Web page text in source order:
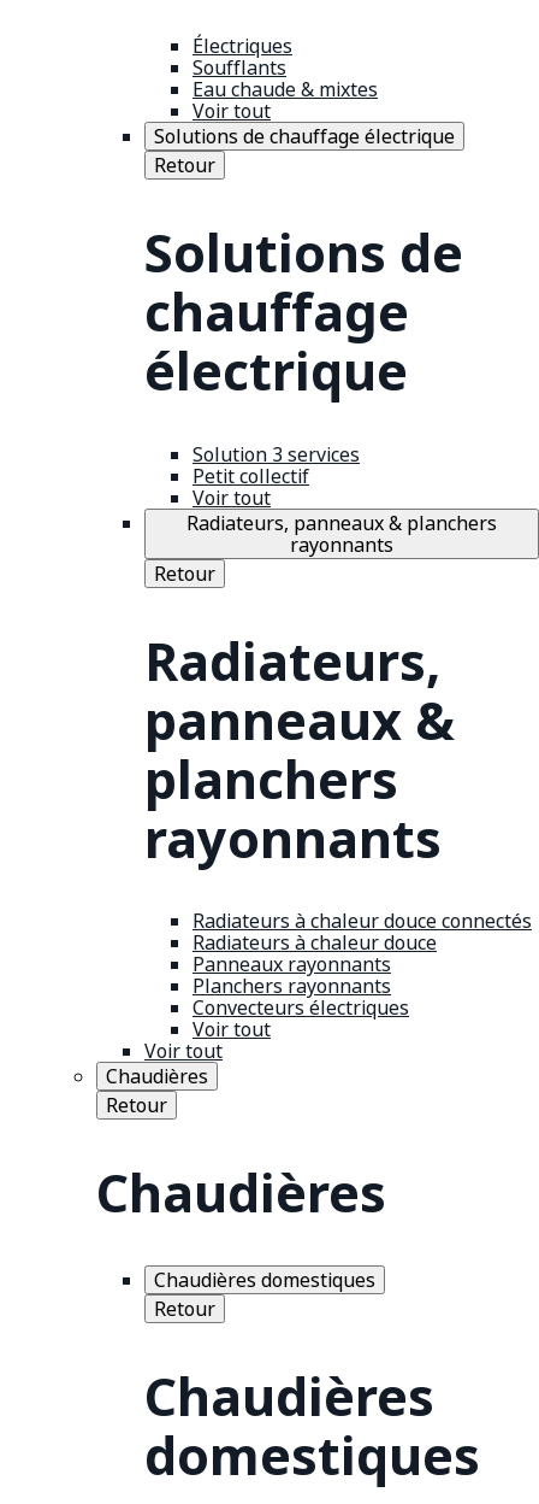
Électriques
Soufflants
Eau chaude & mixtes
Voir tout
Solutions de chauffage électrique
Retour
Solutions de
chauffage
électrique
Solution 3 services
Petit collectif
Voir tout
Radiateurs, panneaux & planchers
rayonnants
Retour
Radiateurs,
panneaux &
planchers
rayonnants
Radiateurs à chaleur douce connectés
Radiateurs à chaleur douce
Panneaux rayonnants
Planchers rayonnants
Convecteurs électriques
Voir tout
Voir tout
Chaudières
Retour
Chaudières
Chaudières domestiques
Retour
Chaudières
domestiques